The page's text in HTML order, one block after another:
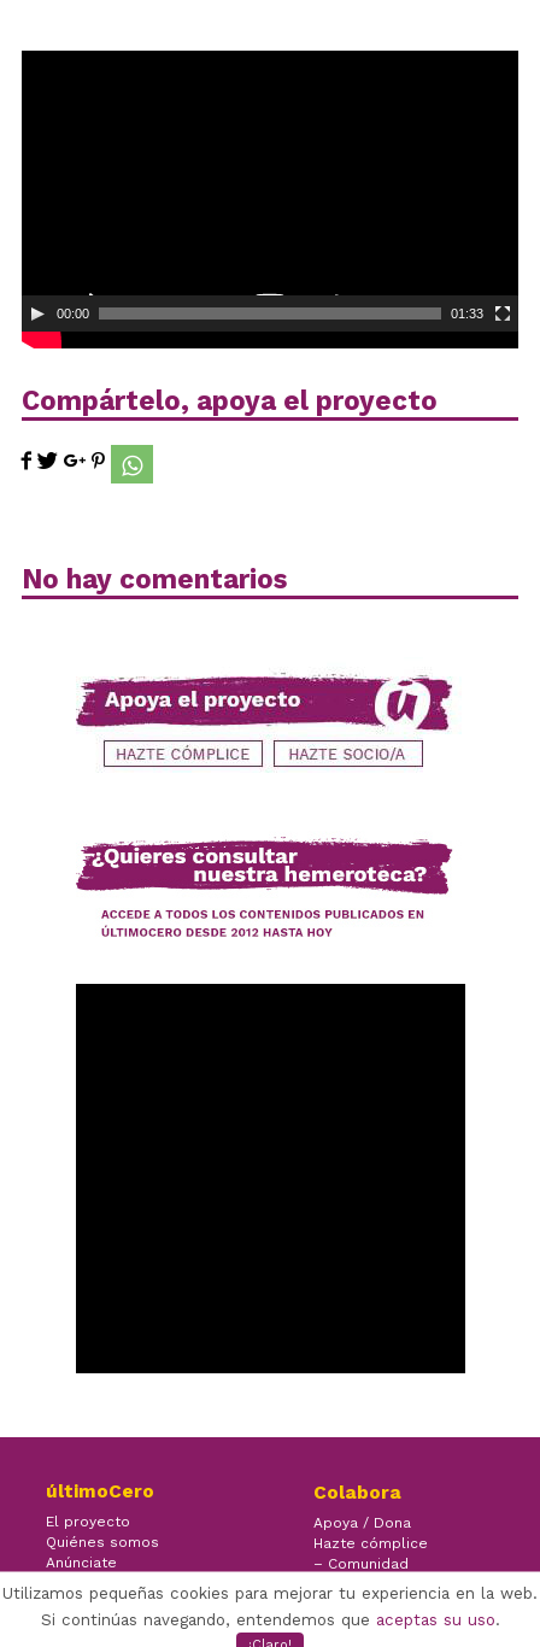
00:00 01:33
Compártelo, apoya el proyecto
No hay comentarios
últimoCero
El proyecto
Quiénes somos
Anúnciate
Colabora
Apoya / Dona
Hazte cómplice
– Comunidad
– Ayuda
Utilizamos pequeñas cookies para mejorar tu experiencia en la web.
Si continúas navegando, entendemos que aceptas su uso.